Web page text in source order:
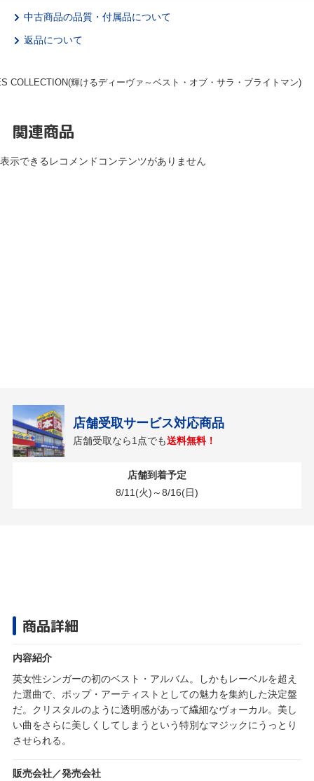
中古商品の品質・付属品について
返品について
COLLECTION(輝けるディーヴァ～ベスト・オブ・サラ・ブライトマン)
関連商品
表示できるレコメンドコンテンツがありません
店舗受取サービス対応商品
店舗受取なら1点でも送料無料！
店舗到着予定
8/11(火)～8/16(日)
商品詳細
内容紹介
英女性シンガーの初のベスト・アルバム。しかもレーベルを超え
た選曲で、ポップ・アーティストとしての魅力を集約した決定盤
だ。クリスタルのように透明感があって繊細なヴォーカル。美し
い曲をさらに美しくしてしまうという特別なマジックにうっとり
させられる。
販売会社／発売会社